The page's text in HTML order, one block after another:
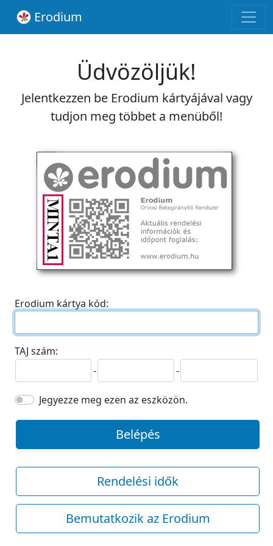
Erodium
Üdvözöljük!
Jelentkezzen be Erodium kártyájával vagy
tudjon meg többet a menüből!
Erodium kártya kód:
TAJ szám:
-
-
Jegyezze meg ezen az eszközön.
Belépés
Rendelési idők
Bemutatkozik az Erodium